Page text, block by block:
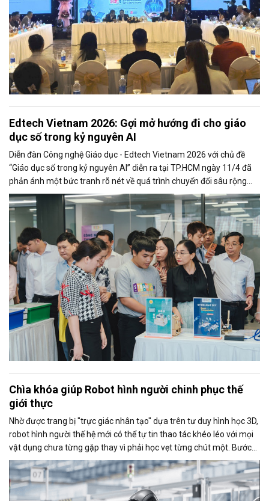
Edtech Vietnam 2026: Gợi mở hướng đi cho giáo
dục số trong kỷ nguyên AI
Diễn đàn Công nghệ Giáo dục - Edtech Vietnam 2026 với chủ đề
“Giáo dục số trong kỷ nguyên AI” diễn ra tại TP.HCM ngày 11/4 đã
phản ánh một bức tranh rõ nét về quá trình chuyển đổi sâu rộng
của giáo dục đại học trong kỷ nguyên số, nơi công nghệ, dữ liệu và
trí tuệ nhân tạo đang trở thành nền tảng cốt lõi định hình lại toàn bộ
hệ thống đào tạo.
Chìa khóa giúp Robot hình người chinh phục thế
giới thực
Nhờ được trang bị "trực giác nhân tạo" dựa trên tư duy hình học 3D,
robot hình người thế hệ mới có thể tự tin thao tác khéo léo với mọi
vật dụng chưa từng gặp thay vì phải học vẹt từng chút một. Bước
đột phá này dự kiến sẽ là chìa khoá mở toang cánh cửa đưa những
cỗ máy thông minh này bước ra khỏi phòng thí nghiệm để hòa
nhập vào đời sống con người.